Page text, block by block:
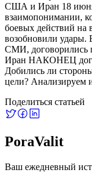
США и Иран 18
взаимопонимании,
боевых действий на
возобновили
СМИ, договорились
Иран НАКОНЕЦ
Добились ли
цели? Анализируем
Поделиться статьей
PoraValit
Ваш ежедневный